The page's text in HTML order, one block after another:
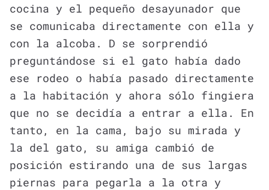
cocina y el pequeño desayunador que
se comunicaba directamente con ella y
con la alcoba. D se sorprendió
preguntándose si el gato había dado
ese rodeo o había pasado directamente
a la habitación y ahora sólo fingiera
que no se decidía a entrar a ella. En
tanto, en la cama, bajo su mirada y
la del gato, su amiga cambió de
posición estirando una de sus largas
piernas para pegarla a la otra y